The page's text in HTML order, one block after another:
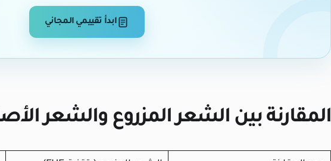
ابدأ تقييمي المجاني
المقارنة بين الشعر المزروع والشعر